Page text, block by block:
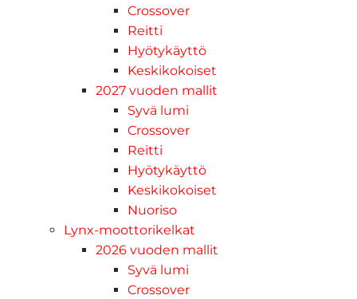
Crossover
Reitti
Hyötykäyttö
Keskikokoiset
2027 vuoden mallit
Syvä lumi
Crossover
Reitti
Hyötykäyttö
Keskikokoiset
Nuoriso
Lynx-moottorikelkat
2026 vuoden mallit
Syvä lumi
Crossover